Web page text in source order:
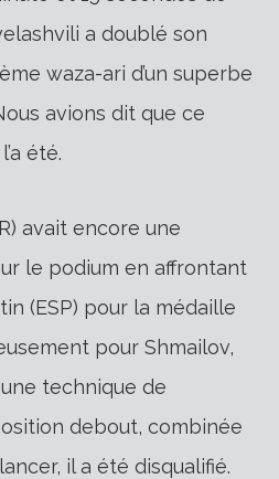
a doublé son
waza-ari d’un superbe
avions dit que ce
été.
avait encore une
le podium en affrontant
(ESP) pour la médaille
pour Shmailov,
technique de
debout, combinée
il a été disqualifié.